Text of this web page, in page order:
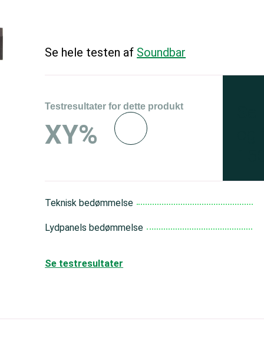
Se hele testen af Soundbar
Testresultater for dette produkt
XY%
Teknisk bedømmelse
Lydpanels bedømmelse
Se testresultater